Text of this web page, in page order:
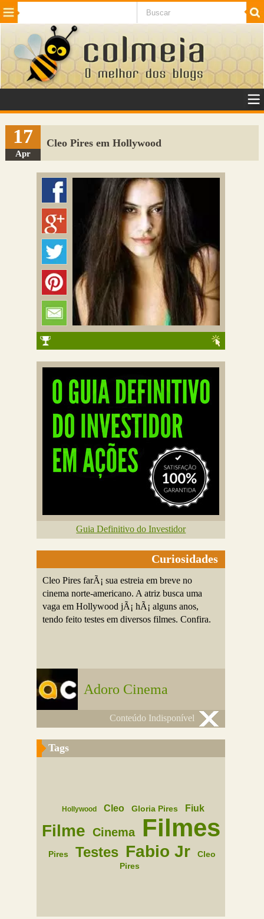
Beleza Cinema e TV
Internet Jogos NotÃ­cias SaÃºde
VeÃ­culos Adulto
Sugerir Link
Adicionar Blog
Colmeia Exchange
17
Apr
Cleo Pires em Hollywood
Guia Definitivo do Investidor
Curiosidades
Cleo Pires farÃ¡ sua estreia em breve no
cinema norte-americano. A atriz busca uma
vaga em Hollywood jÃ¡ hÃ¡ alguns anos,
tendo feito testes em diversos filmes. Confira.
Adoro Cinema
Conteúdo Indisponível
Tags
Hollywood Cleo Gloria Pires Fiuk
Filme Cinema Filmes
Pires Testes Fabio Jr
Cleo
Pires